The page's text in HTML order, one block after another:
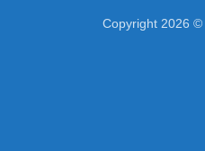
Copyright 2026 ©